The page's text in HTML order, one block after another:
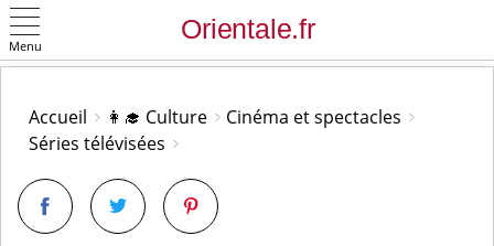
Menu
Accueil 👩‍🎓 Culture
Cinéma et spectacles
Séries télévisées